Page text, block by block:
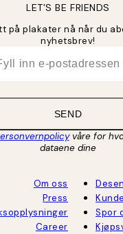
LET’S BE FRIENDS
på plakater nå når du
nyhetsbrev!
SEND
våre for
dataene dine
Om oss
Press
Career
Spor